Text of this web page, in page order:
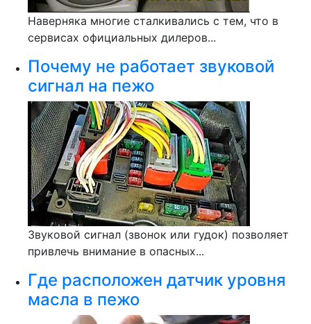
Наверняка многие сталкивались с тем, что в
сервисах официальных дилеров...
Почему не работает звуковой
сигнал на пежо
Звуковой сигнал (звонок или гудок) позволяет
привлечь внимание в опасных...
Где расположен датчик уровня
масла в пежо